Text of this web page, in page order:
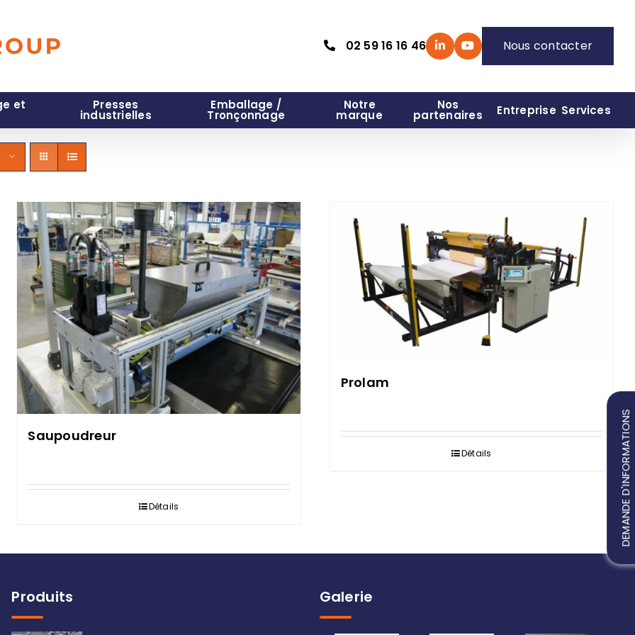
02 59 16 16 46 Nous contacter
et Presses
industrielles
Emballage /
Tronçonnage
Notre
marque
Nos
partenaires Entreprise Services
Saupoudreur
Détails
Prolam
Détails
Produits Galerie
DEMANDE D'INFORMATIONS